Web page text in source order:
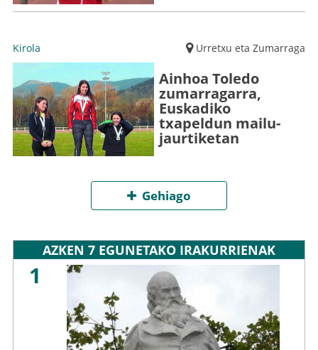
Kirola Urretxu eta Zumarraga
Ainhoa Toledo
zumarragarra,
Euskadiko
txapeldun mailu-
jaurtiketan
Gehiago
AZKEN 7 EGUNETAKO IRAKURRIENAK
1